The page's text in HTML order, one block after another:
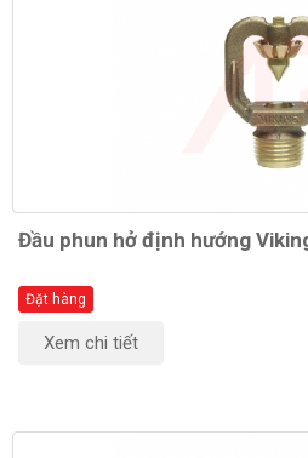
Đầu phun hở định hướng
Đặt hàng
Xem chi tiết